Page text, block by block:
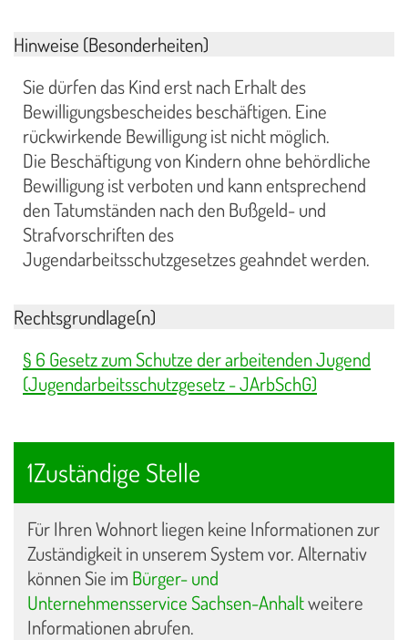
Hinweise (Besonderheiten)
Sie dürfen das Kind erst nach Erhalt des
Bewilligungsbescheides beschäftigen. Eine
rückwirkende Bewilligung ist nicht möglich.
Die Beschäftigung von Kindern ohne behördliche
Bewilligung ist verboten und kann entsprechend
den Tatumständen nach den Bußgeld- und
Strafvorschriften des
Jugendarbeitsschutzgesetzes geahndet werden.
Rechtsgrundlage(n)
§ 6 Gesetz zum Schutze der arbeitenden Jugend
(Jugendarbeitsschutzgesetz - JArbSchG)
1Zuständige Stelle
Für Ihren Wohnort liegen keine Informationen zur
Zuständigkeit in unserem System vor. Alternativ
können Sie im Bürger- und
Unternehmensservice Sachsen-Anhaltweitere
Informationen abrufen.